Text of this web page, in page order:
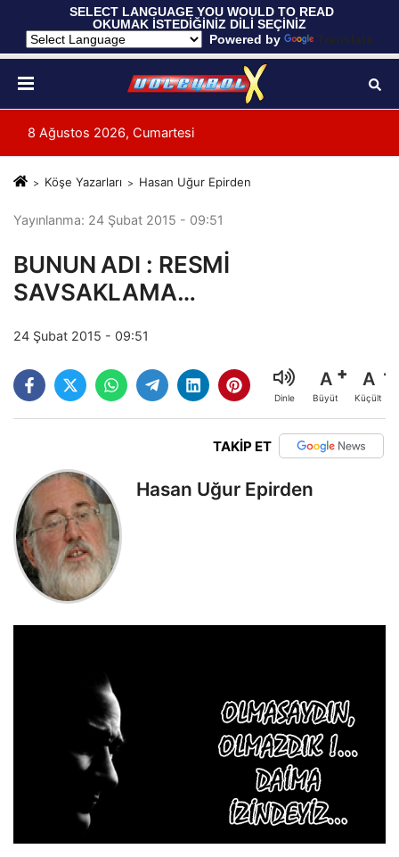
SELECT LANGUAGE YOU WOULD TO READ
OKUMAK İSTEDİĞİNİZ DİLİ SEÇİNİZ
Powered by
Translate
8 Ağustos 2026, Cumartesi
Köşe Yazarları Hasan Uğur Epirden
Yayınlanma: 24 Şubat 2015 - 09:51
BUNUN ADI : RESMİ
SAVSAKLAMA…
24 Şubat 2015 - 09:51
Dinle
A
Büyüt
A
Küçült
TAKİP ET
Hasan Uğur Epirden